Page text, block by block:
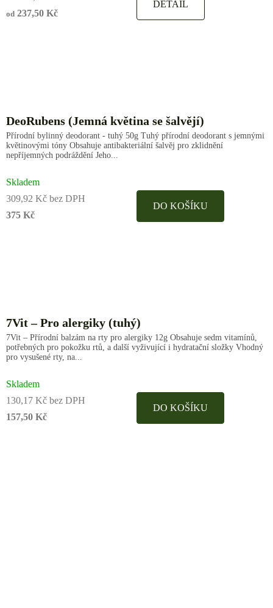
od 237,50 Kč
DETAIL
DeoRubens (Jemná květina se šalvějí)
Přírodní bylinný deodorant - tuhý 50g Tuhý přírodní deodorant s jemnými
květinovými tóny Obsahuje antibakteriální šalvěj pro zklidnění
nepříjemných podráždění Jeho...
Skladem
309,92 Kč bez DPH
375 Kč
DO KOŠÍKU
7Vit – Pro alergiky (tuhý)
7Vit – Přírodní balzám na rty pro alergiky 12g Obsahuje sedm vitamínů,
potřebných pro pokožku rtů, a další vyživující i hydratační složky Vhodný
pro vysušené rty, na...
Skladem
130,17 Kč bez DPH
157,50 Kč
DO KOŠÍKU